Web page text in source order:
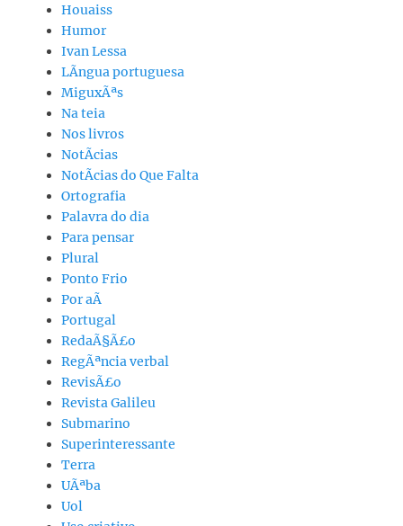
Houaiss
Humor
Ivan Lessa
LÃ­ngua portuguesa
MiguxÃªs
Na teia
Nos livros
NotÃ­cias
NotÃ­cias do Que Falta
Ortografia
Palavra do dia
Para pensar
Plural
Ponto Frio
Por aÃ­
Portugal
RedaÃ§Ã£o
RegÃªncia verbal
RevisÃ£o
Revista Galileu
Submarino
Superinteressante
Terra
UÃªba
Uol